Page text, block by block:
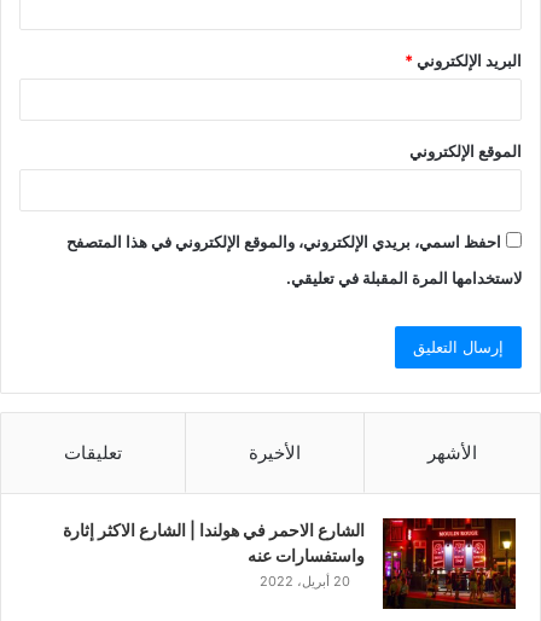
البريد الإلكتروني*
الموقع الإلكتروني
احفظ اسمي، بريدي الإلكتروني، والموقع الإلكتروني في هذا المتصفح
لاستخدامها المرة المقبلة في تعليقي.
الأشهر الأخيرة تعليقات
الشارع الاحمر في هولندا | الشارع الاكثر إثارة
واستفسارات عنه
20 أبريل، 2022